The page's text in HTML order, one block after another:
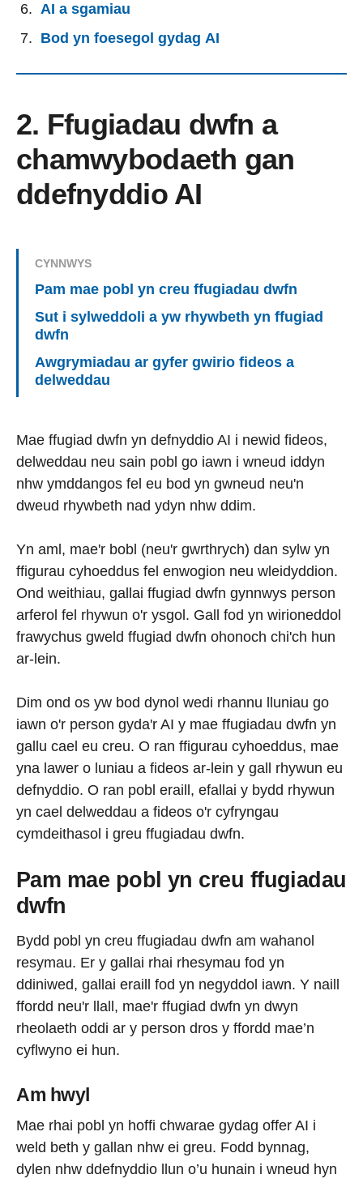
AI a sgamiau
Bod yn foesegol gydag AI
2. Ffugiadau dwfn a
chamwybodaeth gan
ddefnyddio AI
CYNNWYS
Pam mae pobl yn creu ffugiadau dwfn
Sut i sylweddoli a yw rhywbeth yn ffugiad
dwfn
Awgrymiadau ar gyfer gwirio fideos a
delweddau
Mae ffugiad dwfn yn defnyddio AI i newid fideos,
delweddau neu sain pobl go iawn i wneud iddyn
nhw ymddangos fel eu bod yn gwneud neu'n
dweud rhywbeth nad ydyn nhw ddim.
Yn aml, mae'r bobl (neu'r gwrthrych) dan sylw yn
ffigurau cyhoeddus fel enwogion neu wleidyddion.
Ond weithiau, gallai ffugiad dwfn gynnwys person
arferol fel rhywun o'r ysgol. Gall fod yn wirioneddol
frawychus gweld ffugiad dwfn ohonoch chi'ch hun
ar-lein.
Dim ond os yw bod dynol wedi rhannu lluniau go
iawn o'r person gyda'r AI y mae ffugiadau dwfn yn
gallu cael eu creu. O ran ffigurau cyhoeddus, mae
yna lawer o luniau a fideos ar-lein y gall rhywun eu
defnyddio. O ran pobl eraill, efallai y bydd rhywun
yn cael delweddau a fideos o'r cyfryngau
cymdeithasol i greu ffugiadau dwfn.
Pam mae pobl yn creu ffugiadau
dwfn
Bydd pobl yn creu ffugiadau dwfn am wahanol
resymau. Er y gallai rhai rhesymau fod yn
ddiniwed, gallai eraill fod yn negyddol iawn. Y naill
ffordd neu'r llall, mae'r ffugiad dwfn yn dwyn
rheolaeth oddi ar y person dros y ffordd mae’n
cyflwyno ei hun.
Am hwyl
Mae rhai pobl yn hoffi chwarae gydag offer AI i
weld beth y gallan nhw ei greu. Fodd bynnag,
dylen nhw ddefnyddio llun o’u hunain i wneud hyn